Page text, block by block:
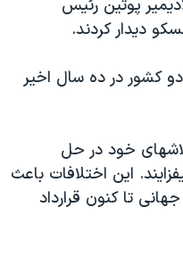
پوتین رئیس
دیدار کردند.
کشور در ده سال اخیر
خود در حل
این اختلافات باعث
تا کنون قرارداد